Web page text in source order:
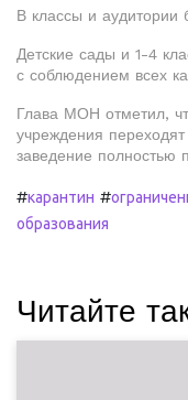
В классы и аудитории
Детские сады и 1-4
с соблюдением всех
Глава МОН отметил,
учреждения
заведение полностью
#карантин #
образования
Читайте